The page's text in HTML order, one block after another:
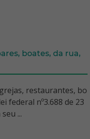
boates, da rua,
restaurantes, bo
federal nº3.688 de 23
...